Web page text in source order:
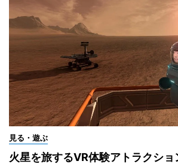
見る・遊ぶ
火星を旅するVR体験アトラクシ